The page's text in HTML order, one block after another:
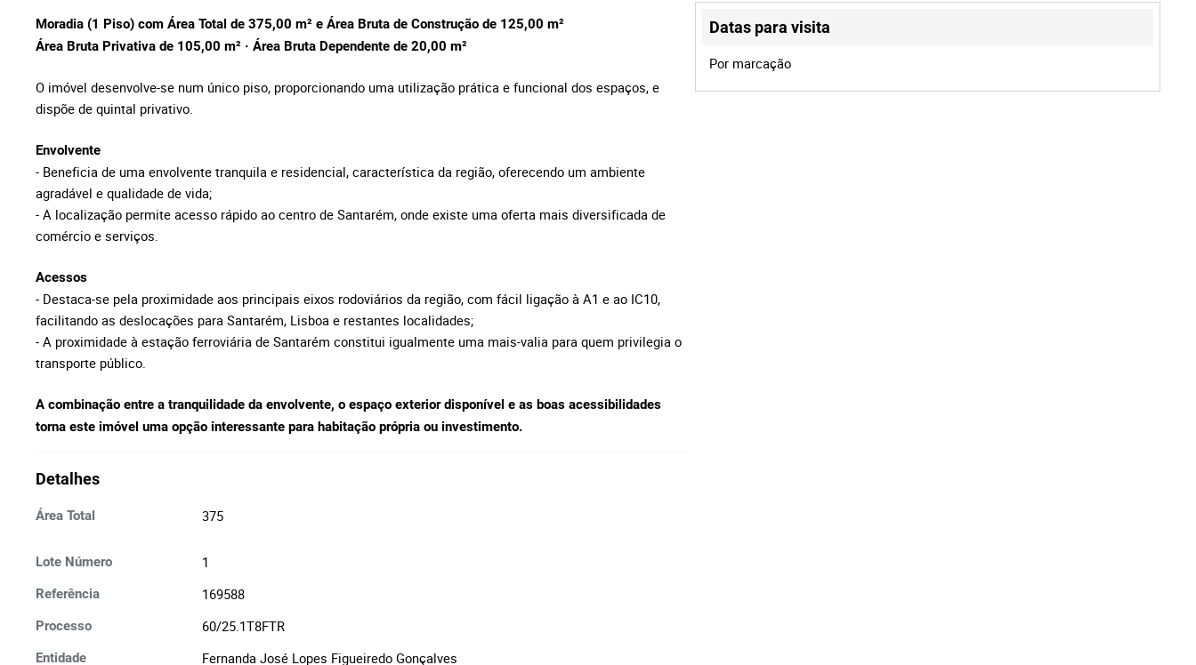
Moradia (1 Piso) com Área Total de 375,00 m² e Área Bruta de Construção de 125,00 m²
Área Bruta Privativa de 105,00 m² · Área Bruta Dependente de 20,00 m²
O imóvel desenvolve-se num único piso, proporcionando uma utilização prática e funcional dos espaços, e
dispõe de quintal privativo.
Envolvente
- Beneficia de uma envolvente tranquila e residencial, característica da região, oferecendo um ambiente
agradável e qualidade de vida;
- A localização permite acesso rápido ao centro de Santarém, onde existe uma oferta mais diversificada de
comércio e serviços.
Acessos
- Destaca-se pela proximidade aos principais eixos rodoviários da região, com fácil ligação à A1 e ao IC10,
facilitando as deslocações para Santarém, Lisboa e restantes localidades;
- A proximidade à estação ferroviária de Santarém constitui igualmente uma mais-valia para quem privilegia o
transporte público.
A combinação entre a tranquilidade da envolvente, o espaço exterior disponível e as boas acessibilidades
torna este imóvel uma opção interessante para habitação própria ou investimento.
Detalhes
Área Total 375
Lote Número 1
Referência 169588
Processo 60/25.1T8FTR
Entidade Fernanda José Lopes Figueiredo Gonçalves
Datas para visita
Por marcação